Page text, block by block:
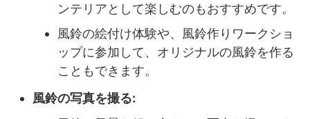
ンテリアとして楽しむのもおすすめです。
風鈴の絵付け体験や、風鈴作りワークショ
ップに参加して、オリジナルの風鈴を作る
こともできます。
風鈴の写真を撮る: